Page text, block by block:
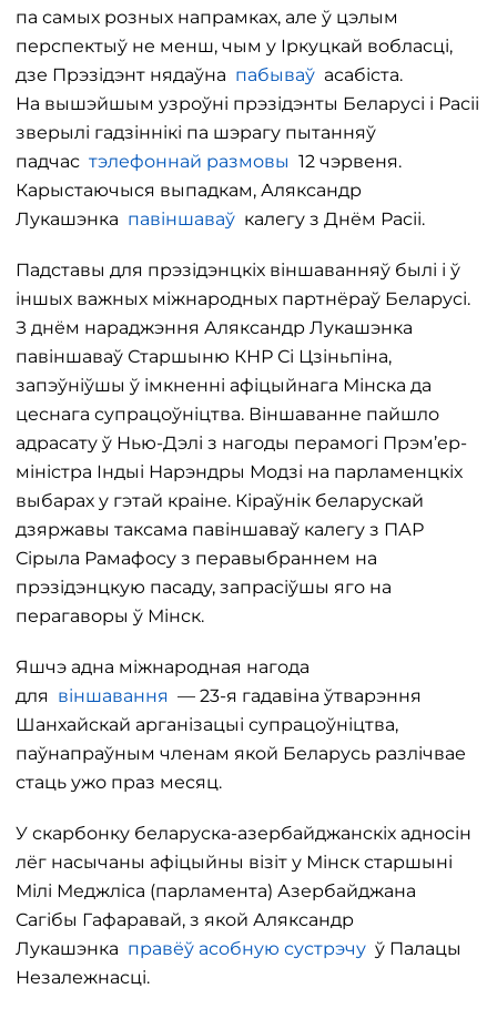
па самых розных напрамках, але ў цэлым
перспектыў не менш, чым у Іркуцкай вобласці,
дзе Прэзідэнт нядаўна пабываў асабіста.
На вышэйшым узроўні прэзідэнты Беларусі і Расіі
зверылі гадзіннікі па шэрагу пытанняў
падчас тэлефоннай размовы 12 чэрвеня.
Карыстаючыся выпадкам, Аляксандр
Лукашэнка павіншаваў калегу з Днём Расіі.
Падставы для прэзідэнцкіх віншаванняў былі і ў
іншых важных міжнародных партнёраў Беларусі.
З днём нараджэння Аляксандр Лукашэнка
павіншаваў Старшыню КНР Сі Цзіньпіна,
запэўніўшы ў імкненні афіцыйнага Мінска да
цеснага супрацоўніцтва. Віншаванне пайшло
адрасату ў Нью-Дэлі з нагоды перамогі Прэм’ер-
міністра Індыі Нарэндры Модзі на парламенцкіх
выбарах у гэтай краіне. Кіраўнік беларускай
дзяржавы таксама павіншаваў калегу з ПАР
Сірыла Рамафосу з перавыбраннем на
прэзідэнцкую пасаду, запрасіўшы яго на
перагаворы ў Мінск.
Яшчэ адна міжнародная нагода
для віншавання — 23-я гадавіна ўтварэння
Шанхайскай арганізацыі супрацоўніцтва,
паўнапраўным членам якой Беларусь разлічвае
стаць ужо праз месяц.
У скарбонку беларуска-азербайджанскіх адносін
лёг насычаны афіцыйны візіт у Мінск старшыні
Мілі Меджліса (парламента) Азербайджана
Сагібы Гафаравай, з якой Аляксандр
Лукашэнка правёў асобную сустрэчу ў Палацы
Незалежнасці.